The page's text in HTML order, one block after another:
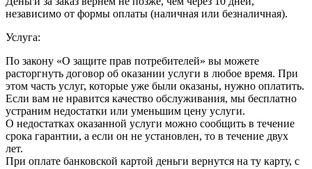
независимо от формы оплаты (наличная или безналичная).
Услуга:
По закону «О защите прав потребителей» вы можете
расторгнуть договор об оказании услуги в любое время. При
этом часть услуг, которые уже были оказаны, нужно оплатить.
Если вам не нравится качество обслуживания, мы бесплатно
устраним недостатки или уменьшим цену услуги.
О недостатках оказанной услуги можно сообщить в течение
срока гарантии, а если он не установлен, то в течение двух
лет.
При оплате банковской картой деньги вернутся на ту карту, с